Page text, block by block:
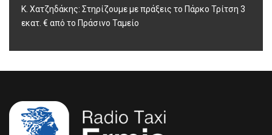
Κ. Χατζηδάκης: Στηρίζουμε με πράξεις το Πάρκο Τρίτση 3
εκατ. € από το Πράσινο Ταμείο